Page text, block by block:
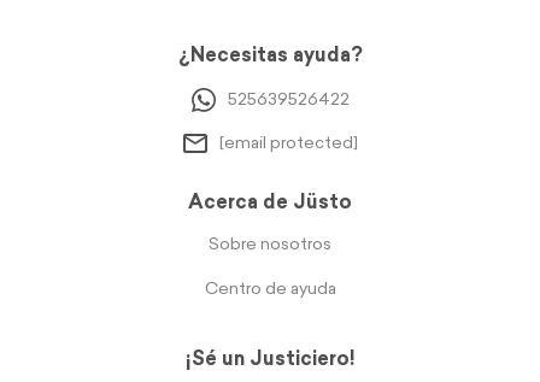
¿Necesitas ayuda?
525639526422
[email protected]
Acerca de Jüsto
Sobre nosotros
Centro de ayuda
¡Sé un Justiciero!